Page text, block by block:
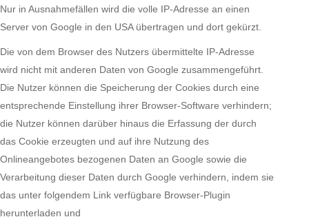
Nur in Ausnahmefällen wird die volle IP-Adresse an einen
Server von Google in den USA übertragen und dort gekürzt.
Die von dem Browser des Nutzers übermittelte IP-Adresse
wird nicht mit anderen Daten von Google zusammengeführt.
Die Nutzer können die Speicherung der Cookies durch eine
entsprechende Einstellung ihrer Browser-Software verhindern;
die Nutzer können darüber hinaus die Erfassung der durch
das Cookie erzeugten und auf ihre Nutzung des
Onlineangebotes bezogenen Daten an Google sowie die
Verarbeitung dieser Daten durch Google verhindern, indem sie
das unter folgendem Link verfügbare Browser-Plugin
herunterladen und